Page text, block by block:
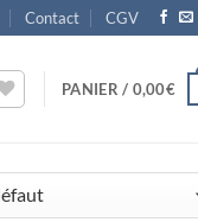
Contact CGV
PANIER / 0,00€